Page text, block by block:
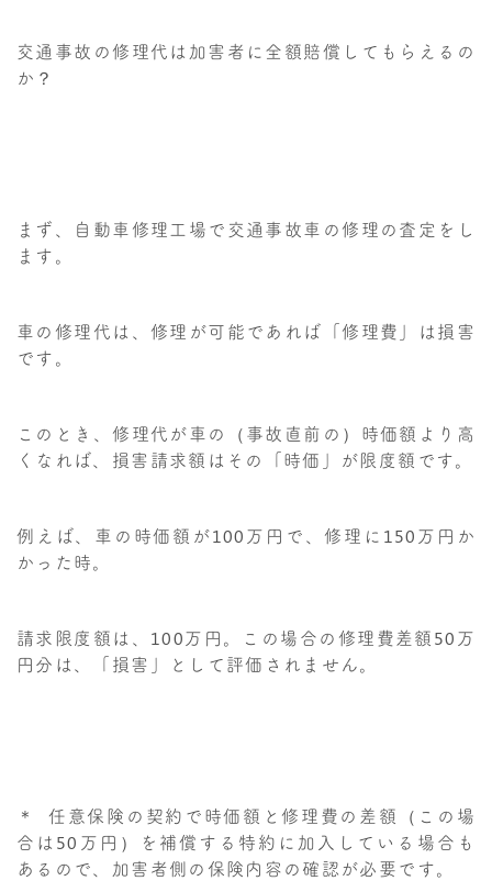
交通事故の修理代は加害者に全額賠償してもらえるの
か？
まず、自動車修理工場で交通事故車の修理の査定をし
ます。
車の修理代は、修理が可能であれば「修理費」は損害
です。
このとき、修理代が車の（事故直前の）時価額より高
くなれば、損害請求額はその「時価」が限度額です。
例えば、車の時価額が100万円で、修理に150万円か
かった時。
請求限度額は、100万円。この場合の修理費差額50万
円分は、「損害」として評価されません。
＊ 任意保険の契約で時価額と修理費の差額（この場
合は50万円）を補償する特約に加入している場合も
あるので、加害者側の保険内容の確認が必要です。